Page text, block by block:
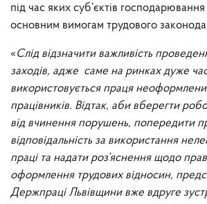
під час яких суб’єктів
основним вимогам трудового
«Слід відзначити важливість
заходів, адже саме на ринках дуже
використовується праця
працівників. Відтак, аби вберегти
від вчинення порушень, попередити
відповідальність за використання
праці та надати роз’яснення щодо
оформлення трудових відносин,
Держпраці Львівщини вже вдруге